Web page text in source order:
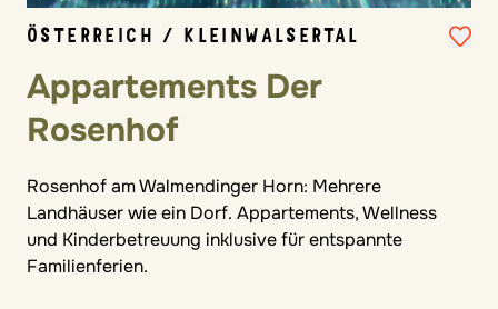
ÖSTERREICH / KLEINWALSERTAL
Appartements Der
Rosenhof
Rosenhof am Walmendinger Horn: Mehrere
Landhäuser wie ein Dorf. Appartements, Wellness
und Kinderbetreuung inklusive für entspannte
Familienferien.